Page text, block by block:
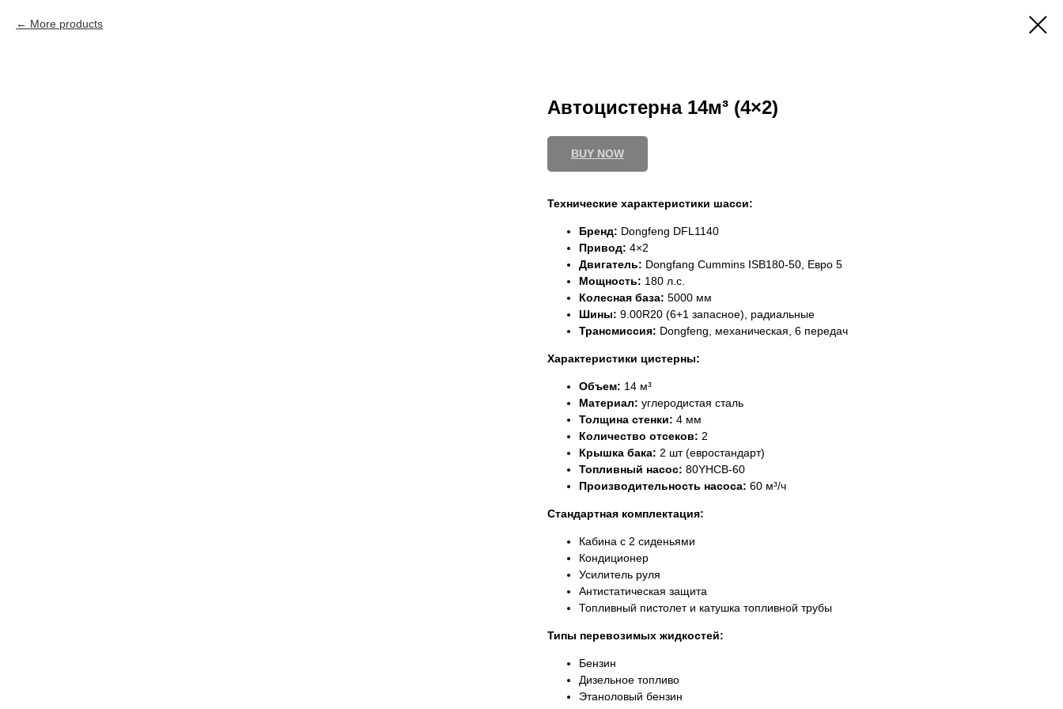
More products
Автоцистерна 14м³ (4×2)
BUY NOW
Технические характеристики шасси:
Бренд: Dongfeng DFL1140
Привод: 4×2
Двигатель: Dongfang Cummins ISB180-50, Евро 5
Мощность: 180 л.с.
Колесная база: 5000 мм
Шины: 9.00R20 (6+1 запасное), радиальные
Трансмиссия: Dongfeng, механическая, 6 передач
Характеристики цистерны:
Объем: 14 м³
Материал: углеродистая сталь
Толщина стенки: 4 мм
Количество отсеков: 2
Крышка бака: 2 шт (евростандарт)
Топливный насос: 80YHCB-60
Производительность насоса: 60 м³/ч
Стандартная комплектация:
Кабина с 2 сиденьями
Кондиционер
Усилитель руля
Антистатическая защита
Топливный пистолет и катушка топливной трубы
Типы перевозимых жидкостей:
Бензин
Дизельное топливо
Этаноловый бензин